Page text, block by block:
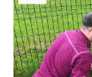
prehrávač